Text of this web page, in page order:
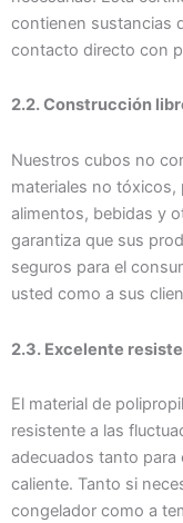
contienen sustancias
contacto directo con
2.2. Construcción
Nuestros cubos no
materiales no tóxicos,
alimentos, bebidas y
garantiza que sus
seguros para el
usted como a sus
2.3. Excelente
El material de
resistente a las
adecuados tanto para
caliente. Tanto si
congelador como a